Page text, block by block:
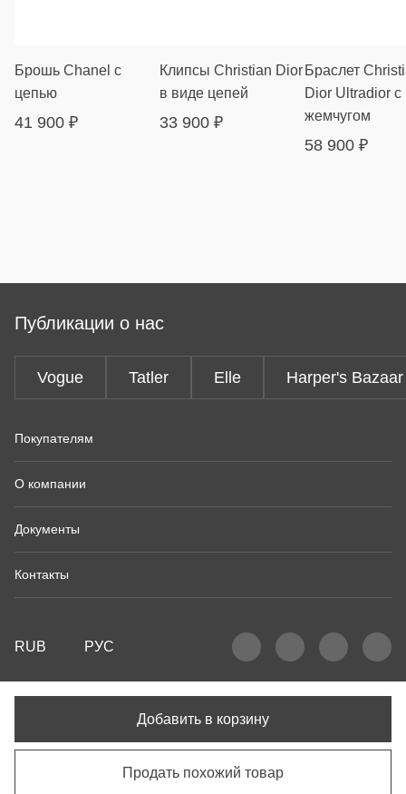
Добавить в корзину
Продать похожий товар
Брошь Chanel с
цепью
41 900 ₽
Клипсы Christian Dior
в виде цепей
33 900 ₽
Браслет
Dior Ultradior с
жемчугом
58 900 ₽
Публикации о нас
Vogue Tatler Elle Harper's Bazaar
Покупателям
О компании
Документы
Контакты
RUB РУС